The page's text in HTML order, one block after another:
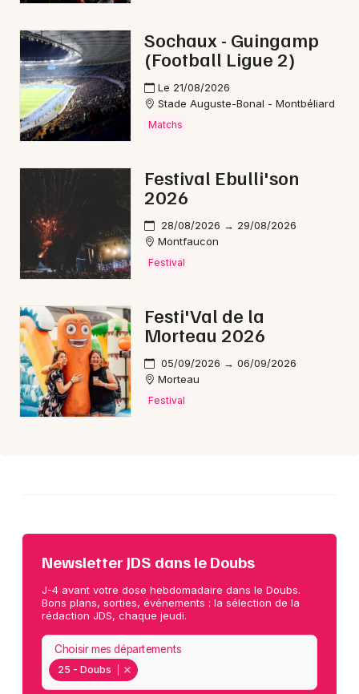
Sochaux - Guingamp
(Football Ligue 2)
Le 21/08/2026
Stade Auguste-Bonal - Montbéliard
Matchs
Festival Ebulli'son
2026
28/08/2026 → 29/08/2026
Montfaucon
Festival
Festi'Val de la
Morteau 2026
05/09/2026 → 06/09/2026
Morteau
Festival
Newsletter JDS dans le Doubs
J-4 avant votre dose hebdomadaire dans le Doubs.
Bons plans, sorties, événements : la sélection de la
rédaction JDS, chaque jeudi.
25 - Doubs
Choisir mes départements